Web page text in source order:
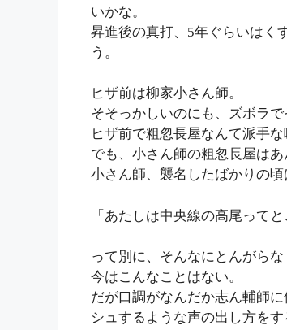
いかな。
昇進後の真打、5年ぐらいはく
う。
ヒザ前は柳家小さん師。
そそっかしいのにも、ズボラ
ヒザ前で粗忽長屋なんて派手
でも、小さん師の粗忽長屋は
小さん師、襲名したばかりの
「あたしは中央線の高尾ってと
って別に、そんなにとんがらな
今はこんなことはない。
だが口調がなんだか志ん輔師
シュするような声の出し方をす